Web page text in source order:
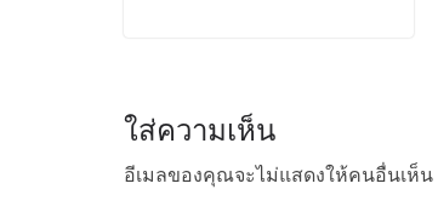
ใส่ความเห็น
อีเมลของคุณจะไม่แสดงให้คนอื่นเห็น